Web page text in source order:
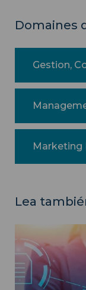
Domaines
Gestion,
Marketing
Lea
Cursos de la
Pública ">